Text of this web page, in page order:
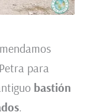
para
bastión
.